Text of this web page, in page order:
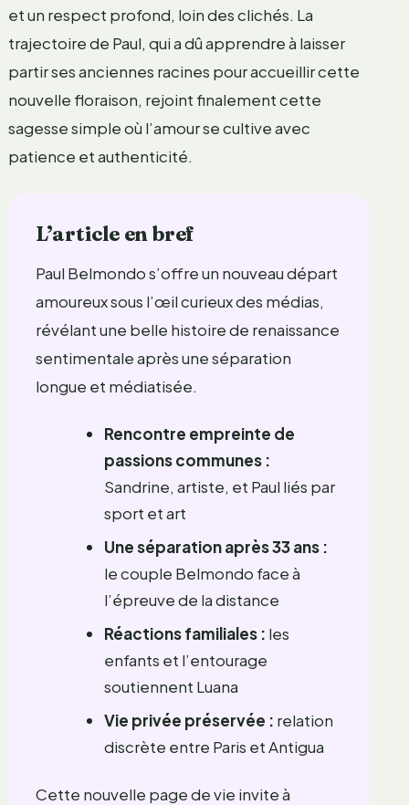
et un respect profond, loin des clichés. La
trajectoire de Paul, qui a dû apprendre à laisser
partir ses anciennes racines pour accueillir cette
nouvelle floraison, rejoint finalement cette
sagesse simple où l’amour se cultive avec
patience et authenticité.
L’article en bref
Paul Belmondo s’offre un nouveau départ
amoureux sous l’œil curieux des médias,
révélant une belle histoire de renaissance
sentimentale après une séparation
longue et médiatisée.
Rencontre empreinte de
passions communes :
Sandrine, artiste, et Paul liés par
sport et art
Une séparation après 33 ans :
le couple Belmondo face à
l’épreuve de la distance
Réactions familiales : les
enfants et l’entourage
soutiennent Luana
Vie privée préservée : relation
discrète entre Paris et Antigua
Cette nouvelle page de vie invite à